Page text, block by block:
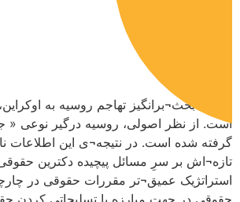
ویژگی بحث¬برانگیز تهاجم روسیه به
است. از نظر اصولی، روسیه درگیر نوعی «
گرفته شده است. در نتیجه¬ی این اطلاعات
تازه¬اش بر سرِ مسائل پیچیده دکترین
استراتژیک عمیق¬تر مقررات حقوقی در